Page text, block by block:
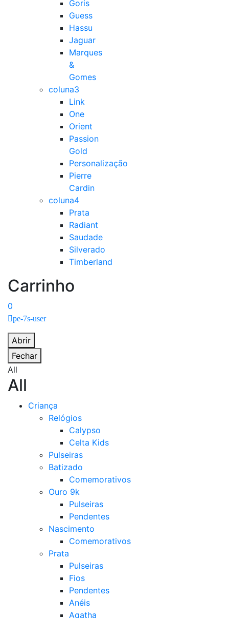
Goris
Guess
Hassu
Jaguar
Marques
&
Gomes
coluna3
Link
One
Orient
Passion
Gold
Personalização
Pierre
Cardin
coluna4
Prata
Radiant
Saudade
Silverado
Timberland
Carrinho
0
pe-7s-user
Abrir
Fechar
All
All
Criança
Relógios
Calypso
Celta Kids
Pulseiras
Batizado
Comemorativos
Ouro 9k
Pulseiras
Pendentes
Nascimento
Comemorativos
Prata
Pulseiras
Fios
Pendentes
Anéis
Agatha